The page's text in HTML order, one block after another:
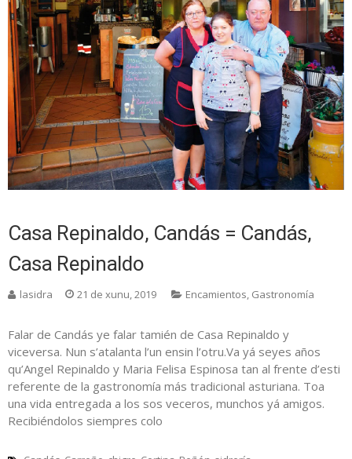
Casa Repinaldo, Candás = Candás,
Casa Repinaldo
lasidra 21 de xunu, 2019 Encamientos, Gastronomía
Falar de Candás ye falar tamién de Casa Repinaldo y
viceversa. Nun s’atalanta l’un ensin l’otru.Va yá seyes años
qu’Angel Repinaldo y Maria Felisa Espinosa tan al frente d’esti
referente de la gastronomía más tradicional asturiana. Toa
una vida entregada a los sos veceros, munchos yá amigos.
Recibiéndolos siempres colo